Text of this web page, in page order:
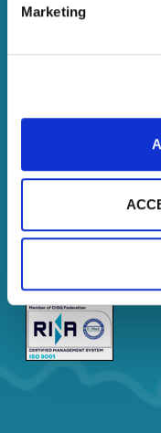
Marketing
Amministrazione
Servizi
Certificazione
Analisi di Mercato
Borsa Immobiliare
Company